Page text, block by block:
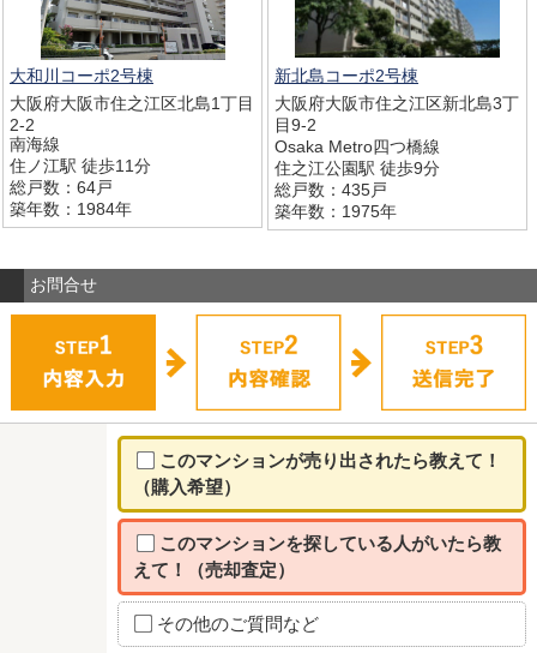
大和川コーポ2号棟
大阪府大阪市住之江区北島1丁目
2-2
南海線
住ノ江駅 徒歩11分
総戸数：64戸
築年数：1984年
新北島コーポ2号棟
大阪府大阪市住之江区新北島3丁
目9-2
Osaka Metro四つ橋線
住之江公園駅 徒歩9分
総戸数：435戸
築年数：1975年
お問合せ
このマンションが売り出されたら教えて！
（購入希望）
このマンションを探している人がいたら教
えて！（売却査定）
その他のご質問など